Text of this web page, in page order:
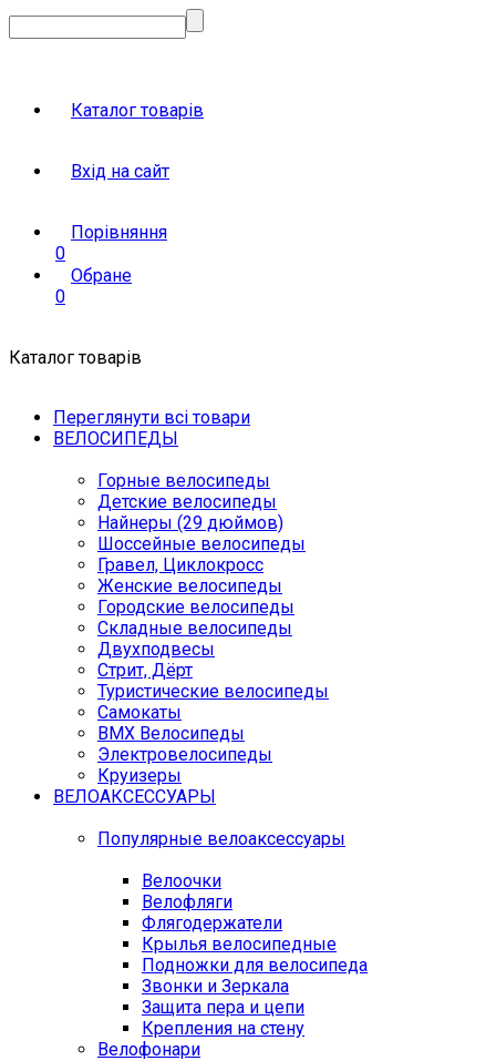
Каталог товарів
Вхід на сайт
Порівняння
0
Обране
0
Каталог товарів
Переглянути всі товари
ВЕЛОСИПЕДЫ
Горные велосипеды
Детские велосипеды
Найнеры (29 дюймов)
Шоссейные велосипеды
Гравел, Циклокросс
Женские велосипеды
Городcкие велосипеды
Складные велосипеды
Двухподвесы
Стрит, Дёрт
Туристические велосипеды
Самокаты
BMX Велосипеды
Электровелосипеды
Круизеры
ВЕЛОАКСЕССУАРЫ
Популярные велоаксессуары
Велоочки
Велофляги
Флягодержатели
Крылья велосипедные
Подножки для велосипеда
Звонки и Зеркала
Защита пера и цепи
Крепления на стену
Велофонари